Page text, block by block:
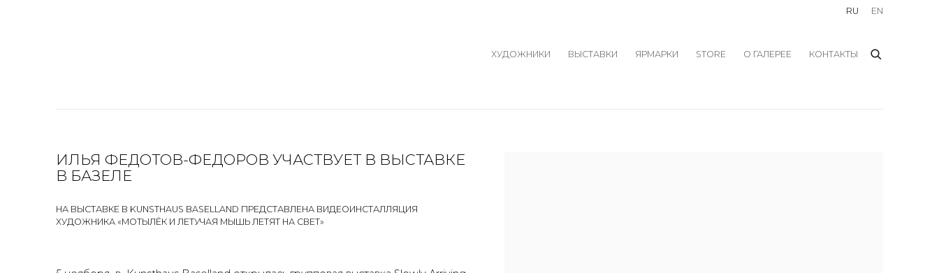
ХУДОЖНИКИ ВЫСТАВКИ ЯРМАРКИ STORE О ГАЛЕРЕЕ КОНТАКТЫ
RU EN
ИЛЬЯ ФЕДОТОВ-ФЕДОРОВ УЧАСТВУЕТ В ВЫСТАВКЕ
В БАЗЕЛЕ
НА ВЫСТАВКЕ В KUNSTHAUS BASELLAND ПРЕДСТАВЛЕНА ВИДЕОИНСТАЛЛЯЦИЯ
ХУДОЖНИКА «МОТЫЛЁК И ЛЕТУЧАЯ МЫШЬ ЛЕТЯТ НА СВЕТ»